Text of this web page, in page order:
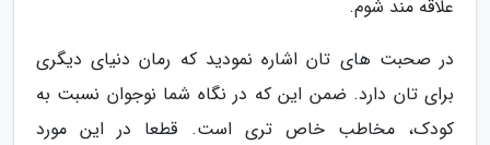
علاقه مند شوم.
در صحبت های تان اشاره نمودید که رمان دنیای دیگری
برای تان دارد. ضمن این که در نگاه شما نوجوان نسبت به
کودک، مخاطب خاص تری است. قطعا در این مورد